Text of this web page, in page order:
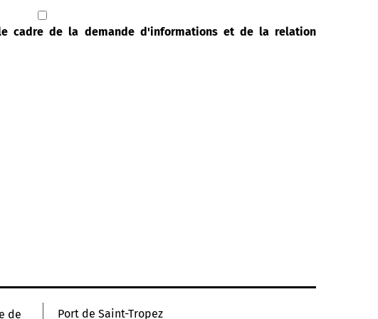
cadre de la demande d'informations et de la relation
de Port de Saint-Tropez